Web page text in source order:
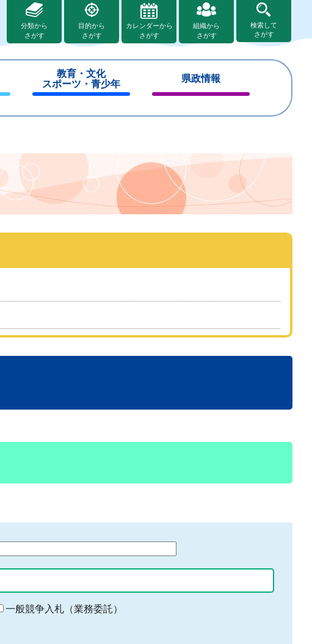
分類から
さがす
目的から
さがす
カレンダーから
さがす
組織から
さがす
検索して
さがす
教育・文化
スポーツ・青少年
じ
県政情報
じ
一般競争入札（業務委託）